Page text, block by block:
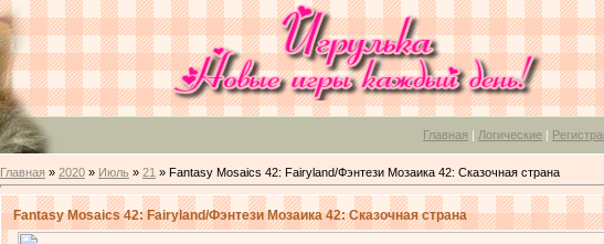
Главная | Логические |
Главная » 2020 » Июль » 21 » Fantasy Mosaics 42: Fairyland/Фэнтези Мозаика 42: Cказочная страна
Fantasy Mosaics 42: Fairyland/Фэнтези Мозаика 42: Cказочная страна